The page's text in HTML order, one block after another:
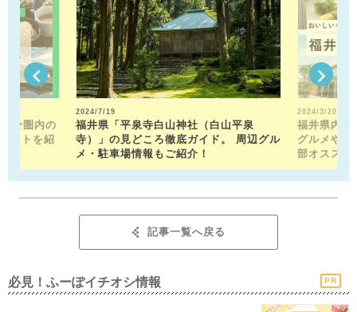
分圏内の
ットを紹
2024/7/19
福井県「平泉寺白山神社（白山平泉
寺）」の見どころ徹底ガイド。 周辺グル
メ・駐車場情報もご紹介！
2024/3/20
福井県内の
グルメや近
部オススメ
記事一覧へ戻る
必見！ふーぽイチオシ情報 PR